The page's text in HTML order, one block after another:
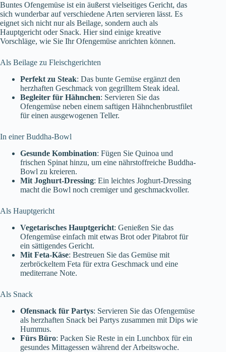
Buntes Ofengemüse ist ein äußerst vielseitiges Gericht, das
sich wunderbar auf verschiedene Arten servieren lässt. Es
eignet sich nicht nur als Beilage, sondern auch als
Hauptgericht oder Snack. Hier sind einige kreative
Vorschläge, wie Sie Ihr Ofengemüse anrichten können.
Als Beilage zu Fleischgerichten
Perfekt zu Steak: Das bunte Gemüse ergänzt den
herzhaften Geschmack von gegrilltem Steak ideal.
Begleiter für Hähnchen: Servieren Sie das
Ofengemüse neben einem saftigen Hähnchenbrustfilet
für einen ausgewogenen Teller.
In einer Buddha-Bowl
Gesunde Kombination: Fügen Sie Quinoa und
frischen Spinat hinzu, um eine nährstoffreiche Buddha-
Bowl zu kreieren.
Mit Joghurt-Dressing: Ein leichtes Joghurt-Dressing
macht die Bowl noch cremiger und geschmackvoller.
Als Hauptgericht
Vegetarisches Hauptgericht: Genießen Sie das
Ofengemüse einfach mit etwas Brot oder Pitabrot für
ein sättigendes Gericht.
Mit Feta-Käse: Bestreuen Sie das Gemüse mit
zerbröckeltem Feta für extra Geschmack und eine
mediterrane Note.
Als Snack
Ofensnack für Partys: Servieren Sie das Ofengemüse
als herzhaften Snack bei Partys zusammen mit Dips wie
Hummus.
Fürs Büro: Packen Sie Reste in ein Lunchbox für ein
gesundes Mittagessen während der Arbeitswoche.